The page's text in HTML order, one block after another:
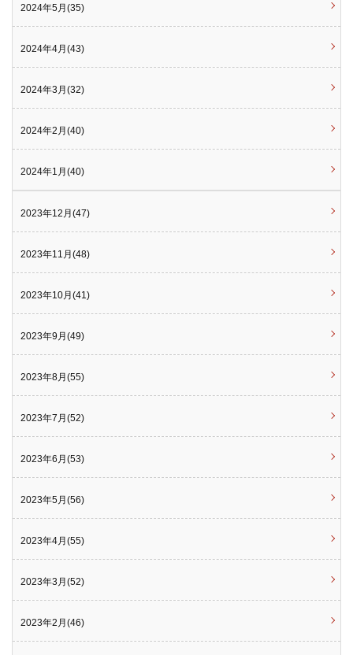
2024年5月(35)
2024年4月(43)
2024年3月(32)
2024年2月(40)
2024年1月(40)
2023年12月(47)
2023年11月(48)
2023年10月(41)
2023年9月(49)
2023年8月(55)
2023年7月(52)
2023年6月(53)
2023年5月(56)
2023年4月(55)
2023年3月(52)
2023年2月(46)